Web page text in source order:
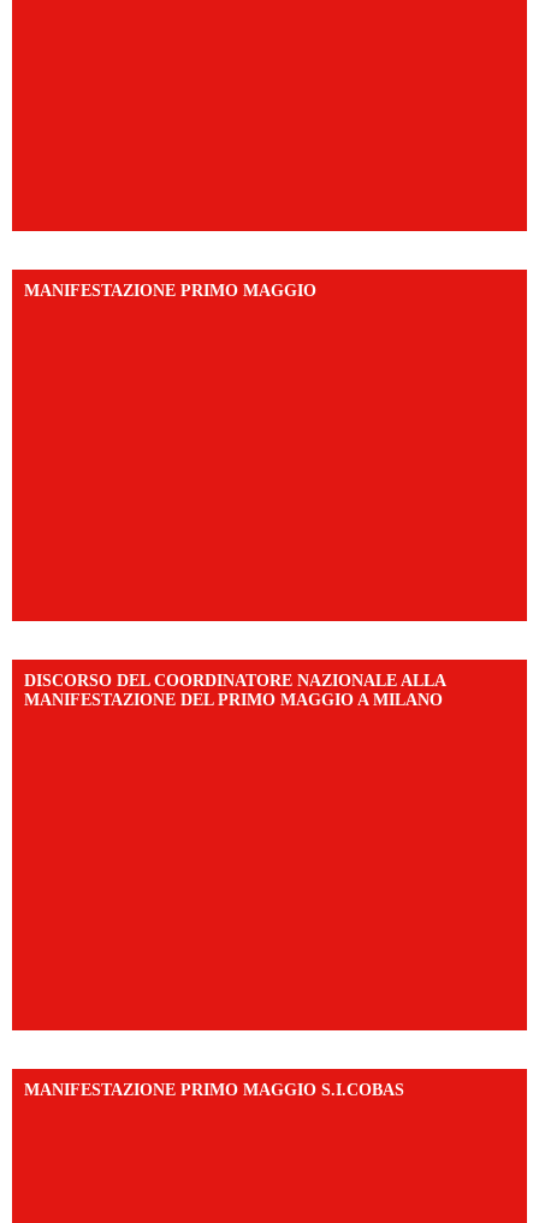
MANIFESTAZIONE PRIMO MAGGIO
DISCORSO DEL COORDINATORE NAZIONALE ALLA
MANIFESTAZIONE DEL PRIMO MAGGIO A MILANO
MANIFESTAZIONE PRIMO MAGGIO S.I.COBAS